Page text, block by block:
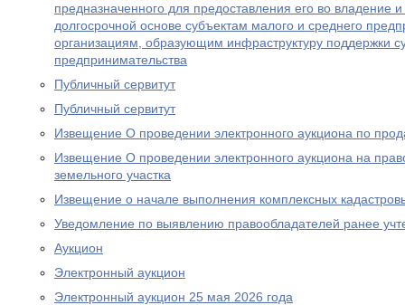
предназначенного для предоставления его во владение
долгосрочной основе субъектам малого и среднего
организациям, образующим инфраструктуру поддержки
предпринимательства
Публичный сервитут
Публичный сервитут
Извещение О проведении электронного аукциона по
Извещение О проведении электронного аукциона на
земельного участка
Извещение о начале выполнения комплексных
Уведомление по выявлению правообладателей ранее
Аукцион
Электронный аукцион
Электронный аукцион 25 мая 2026 года